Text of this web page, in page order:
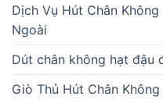
Dịch Vụ Hút Chân
Ngoài
Dút chân không hạt đậu
Giò Thủ Hút Chân